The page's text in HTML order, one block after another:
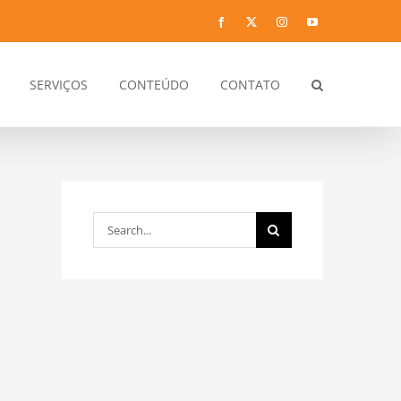
FacebookTwitterInstagramYouTube
SERVIÇOS CONTEÚDO CONTATO
Search
for: